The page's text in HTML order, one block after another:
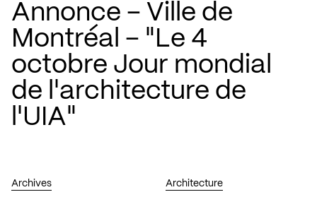
Annonce – Ville de
Montréal – "Le 4
octobre Jour mondial
de l'architecture de
l'UIA"
Archives Architecture